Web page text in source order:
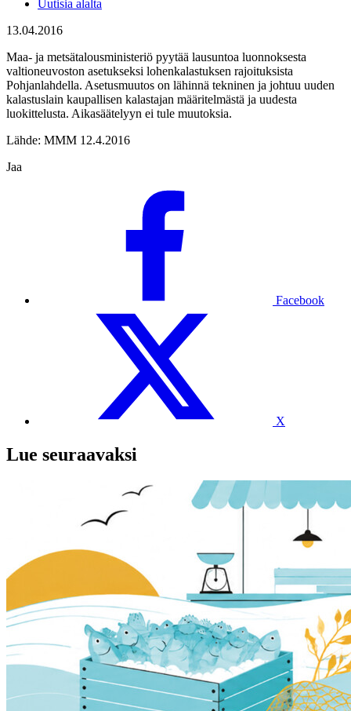
Uutisia alalta
13.04.2016
Maa- ja metsätalousministeriö pyytää lausuntoa luonnoksesta
valtioneuvoston asetukseksi lohenkalastuksen rajoituksista
Pohjanlahdella. Asetusmuutos on lähinnä tekninen ja johtuu uuden
kalastuslain kaupallisen kalastajan määritelmästä ja uudesta
luokittelusta. Aikasäätelyyn ei tule muutoksia.
Lähde: MMM 12.4.2016
Jaa
Facebook
X
Lue seuraavaksi